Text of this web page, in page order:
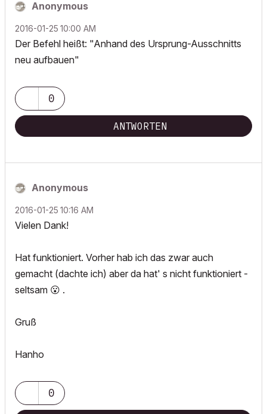
Anonymous
‎2016-01-25 10:00 AM
Der Befehl heißt: "Anhand des Ursprung-Ausschnitts
neu aufbauen"
0
ANTWORTEN
Anonymous
‎2016-01-25 10:16 AM
Vielen Dank!
Hat funktioniert. Vorher hab ich das zwar auch
gemacht (dachte ich) aber da hat' s nicht funktioniert -
seltsam 😮 .
Gruß
Hanho
0